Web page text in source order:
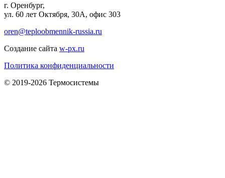
г. Оренбург,
ул. 60 лет Октября, 30А, офис 303
oren@teploobmennik-russia.ru
Создание сайта w-px.ru
Политика конфиденциальности
© 2019-2026 Термосистемы